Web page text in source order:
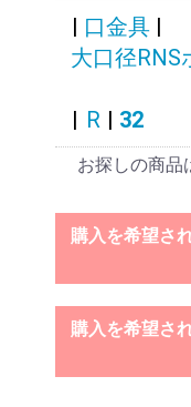
| 口金具 |
大口径RNS
| R | 32
お探しの商品
購入を希望さ
購入を希望さ